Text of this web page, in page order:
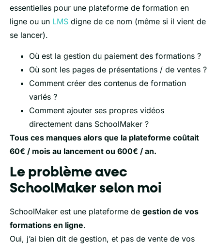
essentielles pour une plateforme de formation en
ligne ou un LMS digne de ce nom (même si il vient de
se lancer).
Où est la gestion du paiement des formations ?
Où sont les pages de présentations / de ventes ?
Comment créer des contenus de formation
variés ?
Comment ajouter ses propres vidéos
directement dans SchoolMaker ?
Tous ces manques alors que la plateforme coûtait
60€ / mois au lancement ou 600€ / an.
Le problème avec
SchoolMaker selon moi
SchoolMaker est une plateforme de gestion de vos
formations en ligne.
Oui, j’ai bien dit de gestion, et pas de vente de vos